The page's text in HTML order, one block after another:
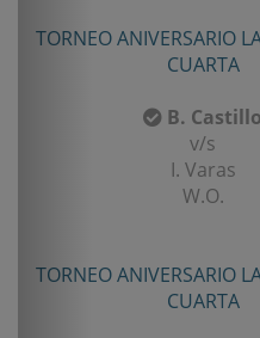
TORNEO ANIVERSARIO
CUARTA
B. Castillo
v/s
I. Varas
W.O.
TORNEO ANIVERSARIO
CUARTA